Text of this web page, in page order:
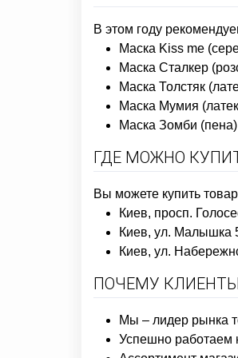
В этом году
Маска Kiss me
Маска Сталкер
Маска Толстяк
Маска Мумия
Маска Зомби (пена)
ГДЕ МОЖНО
Вы можете купить
Киев, просп.
Киев, ул. Малышка
Киев, ул.
ПОЧЕМУ КЛИЕНТЫ
Мы – лидер рынка
Успешно работаем